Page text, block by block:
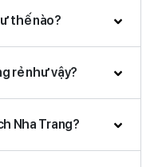
thế nào?
rẻ như vậy?
Nha Trang?